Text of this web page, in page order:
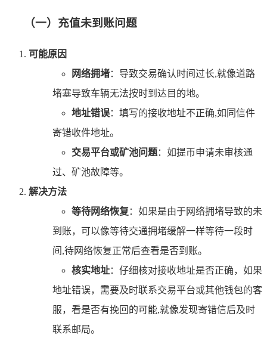
（一）充值未到账问题
可能原因
网络拥堵：导致交易确认时间过长,就像道路
堵塞导致车辆无法按时到达目的地。
地址错误：填写的接收地址不正确,如同信件
寄错收件地址。
交易平台或矿池问题：如提币申请未审核通
过、矿池故障等。
解决方法
等待网络恢复 ：如果是由于网络拥堵导致的未
到账，可以像等待交通拥堵缓解一样等待一段时
间,待网络恢复正常后查看是否到账。
核实地址：仔细核对接收地址是否正确，如果
地址错误，需要及时联系交易平台或其他钱包的客
服，看是否有挽回的可能,就像发现寄错信后及时
联系邮局。